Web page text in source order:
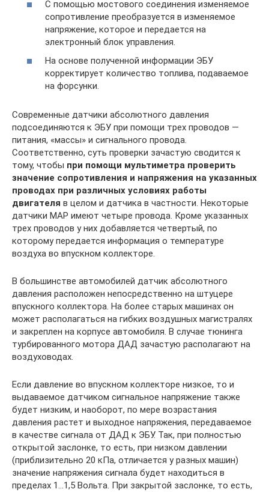
С помощью мостового соединения изменяемое
сопротивление преобразуется в изменяемое
напряжение, которое и передается на
электронный блок управления.
На основе полученной информации ЭБУ
корректирует количество топлива, подаваемое
на форсунки.
Современные датчики абсолютного давления
подсоединяются к ЭБУ при помощи трех проводов —
питания, «массы» и сигнального провода.
Соответственно, суть проверки зачастую сводится к
тому, чтобы при помощи мультиметра проверить
значение сопротивления и напряжения на указанных
проводах при различных условиях работы
двигателя в целом и датчика в частности. Некоторые
датчики MAP имеют четыре провода. Кроме указанных
трех проводов у них добавляется четвертый, по
которому передается информация о температуре
воздуха во впускном коллекторе.
В большинстве автомобилей датчик абсолютного
давления расположен непосредственно на штуцере
впускного коллектора. На более старых машинах он
может располагаться на гибких воздушных магистралях
и закреплен на корпусе автомобиля. В случае тюнинга
турбированного мотора ДАД зачастую располагают на
воздуховодах.
Если давление во впускном коллекторе низкое, то и
выдаваемое датчиком сигнальное напряжение также
будет низким, и наоборот, по мере возрастания
давления растет и выходное напряжения, передаваемое
в качестве сигнала от ДАД к ЭБУ. Так, при полностью
открытой заслонке, то есть, при низком давлении
(приблизительно 20 кПа, отличается у разных машин)
значение напряжения сигнала будет находиться в
пределах 1…1,5 Вольта. При закрытой заслонке, то есть,